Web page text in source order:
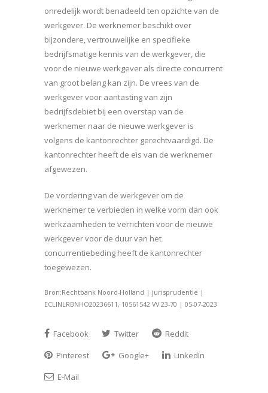
onredelijk wordt benadeeld ten opzichte van de
werkgever. De werknemer beschikt over
bijzondere, vertrouwelijke en specifieke
bedrijfsmatige kennis van de werkgever, die
voor de nieuwe werkgever als directe concurrent
van groot belang kan zijn. De vrees van de
werkgever voor aantasting van zijn
bedrijfsdebiet bij een overstap van de
werknemer naar de nieuwe werkgever is
volgens de kantonrechter gerechtvaardigd. De
kantonrechter heeft de eis van de werknemer
afgewezen.
De vordering van de werkgever om de
werknemer te verbieden in welke vorm dan ook
werkzaamheden te verrichten voor de nieuwe
werkgever voor de duur van het
concurrentiebeding heeft de kantonrechter
toegewezen.
Bron:Rechtbank Noord-Holland | jurisprudentie |
ECLINLRBNHO20236611, 10561542 VV 23-70 | 05-07-2023
Facebook Twitter
Reddit
Pinterest
Google+
LinkedIn
E-Mail